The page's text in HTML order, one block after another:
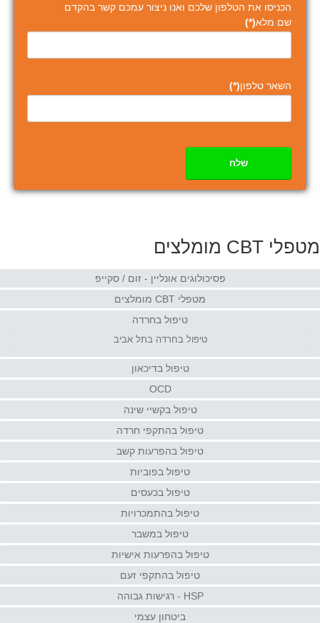
הכניסו את הטלפון שלכם ואנו ניצור עמכם קשר בהקדם
שם מלא(*)
השאר טלפון(*)
שלח
מטפלי CBT מומלצים
פסיכולוגים אונליין - זום / סקייפ
מטפלי CBT מומלצים
טיפול בחרדה
טיפול בחרדה בתל אביב
טיפול בדיכאון
OCD
טיפול בקשיי שינה
טיפול בהתקפי חרדה
טיפול בהפרעות קשב
טיפול בפוביות
טיפול בכעסים
טיפול בהתמכרויות
טיפול במשבר
טיפול בהפרעות אישיות
טיפול בהתקפי זעם
HSP - רגישות גבוהה
ביטחון עצמי